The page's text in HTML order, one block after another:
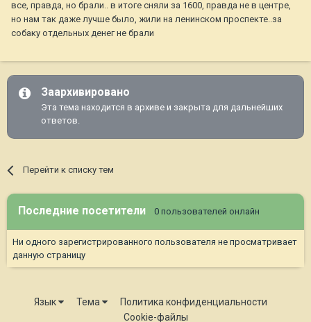
все, правда, но брали.. в итоге сняли за 1600, правда не в центре,
но нам так даже лучше было, жили на ленинском проспекте..за
собаку отдельных денег не брали
Заархивировано
Эта тема находится в архиве и закрыта для дальнейших
ответов.
Перейти к списку тем
Последние посетители 0 пользователей онлайн
Ни одного зарегистрированного пользователя не просматривает
данную страницу
Язык Тема
Политика конфиденциальности
Cookie-файлы